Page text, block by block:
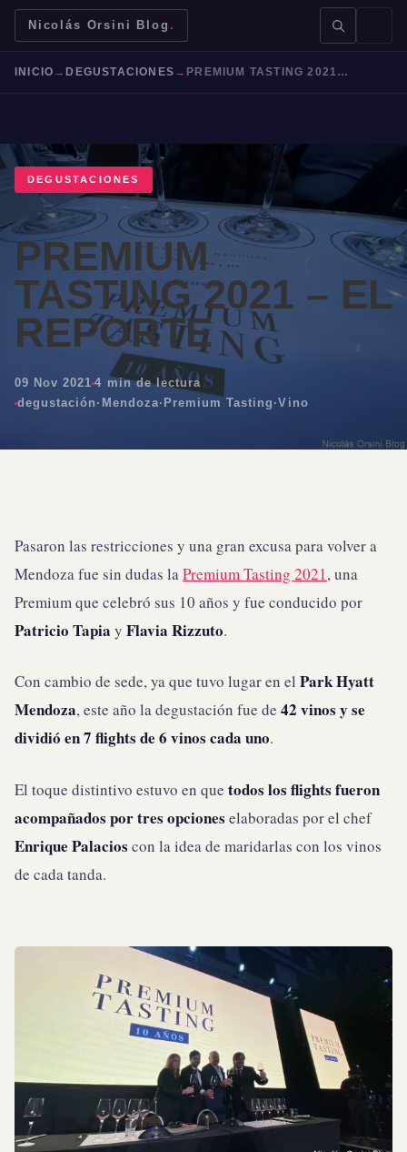
Nicolás Orsini Blog .
BUSCAR →
Mendoza Malbec
INICIO → DEGUSTACIONES → PREMIUM TASTING 2021 – EL REPORTE
DEGUSTACIONES
PREMIUM
TASTING 2021 – EL
REPORTE
09 Nov 2021 4 min de lectura
degustación · Mendoza· Premium Tasting ·Vino
Pasaron las restricciones y una gran excusa para volver a
Mendoza fue sin dudas la Premium Tasting 2021 , una
Premium que celebró sus 10 años y fue conducido por
Patricio Tapia y Flavia Rizzuto.
Con cambio de sede, ya que tuvo lugar en el Park Hyatt
Mendoza, este año la degustación fue de 42 vinos y se
dividió en 7 flights de 6 vinos cada uno.
El toque distintivo estuvo en que todos los flights fueron
acompañados por tres opciones elaboradas por el chef
Enrique Palacios con la idea de maridarlas con los vinos
de cada tanda.